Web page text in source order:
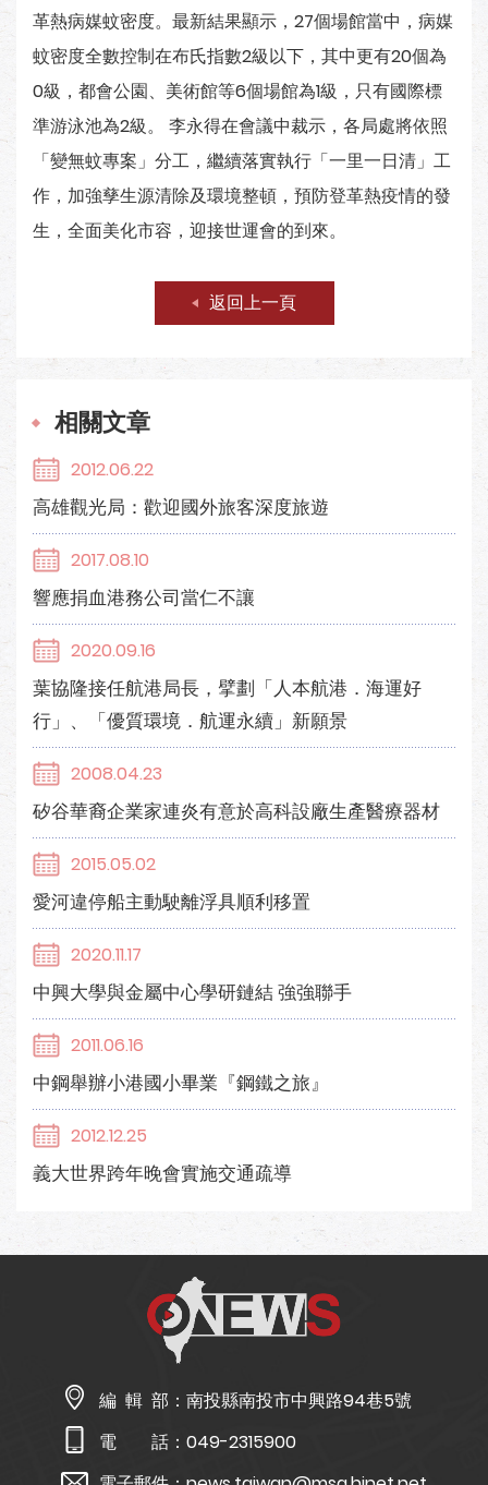
革熱病媒蚊密度。最新結果顯示，27個場館當中，病媒
蚊密度全數控制在布氏指數2級以下，其中更有20個為
0級，都會公園、美術館等6個場館為1級，只有國際標
準游泳池為2級。 李永得在會議中裁示，各局處將依照
「變無蚊專案」分工，繼續落實執行「一里一日清」工
作，加強孳生源清除及環境整頓，預防登革熱疫情的發
生，全面美化市容，迎接世運會的到來。
返回上一頁
相關文章
2012.06.22
高雄觀光局：歡迎國外旅客深度旅遊
2017.08.10
響應捐血港務公司當仁不讓
2020.09.16
葉協隆接任航港局長，擘劃「人本航港．海運好
行」、「優質環境．航運永續」新願景
2008.04.23
矽谷華裔企業家連炎有意於高科設廠生產醫療器材
2015.05.02
愛河違停船主動駛離浮具順利移置
2020.11.17
中興大學與金屬中心學研鏈結 強強聯手
2011.06.16
中鋼舉辦小港國小畢業『鋼鐵之旅』
2012.12.25
義大世界跨年晚會實施交通疏導
編 輯 部： 南投縣南投市中興路94巷5號
電 話： 049-2315900